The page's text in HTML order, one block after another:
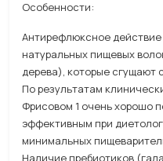
Особенности:
Антирефлюксное
натуральных пищевых
дерева), которые сгущают
По результатам
Фрисовом 1 очень хорошо
эффективным при
минимальных
Наличие пребиотиков